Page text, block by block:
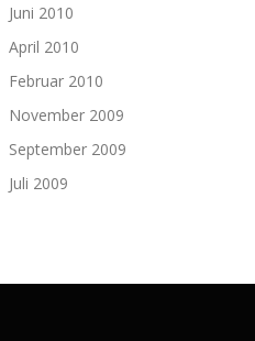
Juni 2010
April 2010
Februar 2010
November 2009
September 2009
Juli 2009